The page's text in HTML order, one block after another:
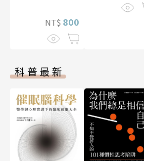
NT$ 800
科普最新